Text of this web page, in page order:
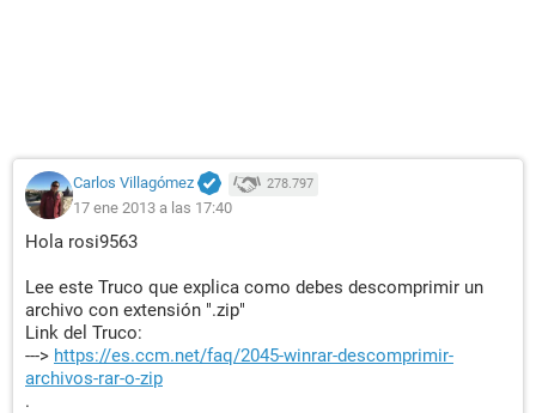
Carlos Villagómez 278.797
17 ene 2013 a las 17:40
Hola rosi9563
Lee este Truco que explica como debes descomprimir un
archivo con extensión ".zip"
Link del Truco:
---> https://es.ccm.net/faq/2045-winrar-descomprimir-
archivos-rar-o-zip
.